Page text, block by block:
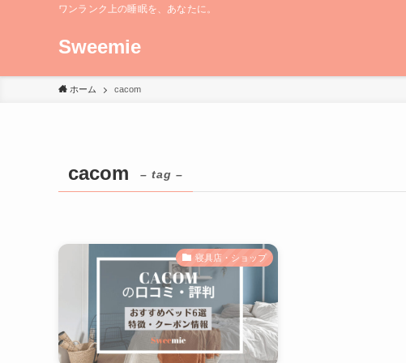
ワンランク上の睡眠を、あなたに。
Sweemie
ホーム cacom
cacom – tag –
寝具店・ショップ